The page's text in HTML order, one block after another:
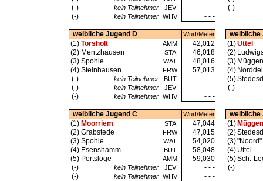
(-)
kein Teilnehmer JEV - - -
(-)
(-)
kein Teilnehmer WHV - - -
weibliche Jugend D Wurf/Meter
weibliche
(1) Torsholt AMM 42,012 (1)Uttel
(2) Mentzhausen STA 46,018 (2)
(3) Spohle WAT 48,016 (3)
(4) Steinhausen FRW 57,013 (4)
(-)
kein Teilnehmer BUT - - - (5)
(-)
kein Teilnehmer JEV - - -
(-)
(-)
kein Teilnehmer WHV - - -
weibliche Jugend C Wurf/Meter
weibliche
(1) Moorriem STA 47,044 (1)
(2) Grabstede FRW 47,015 (2)
(3) Spohle WAT 54,020 (3)
(4) Esenshamm BUT 58,048 (4) Uttel
(5) Portsloge AMM 59,030 (5)Sch.-
(-)
kein Teilnehmer JEV - - -
(-)
(-)
kein Teilnehmer WHV - - -